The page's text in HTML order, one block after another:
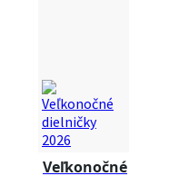
Veľkonočné